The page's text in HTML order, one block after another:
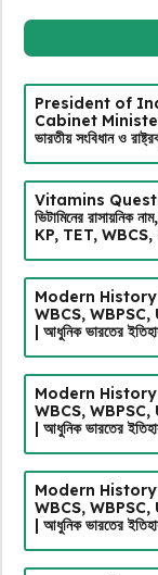
President of
Cabinet
ভারতীয় সংবিধান ও
Vitamins
ভিটামিনের
KP, TET,
Modern
WBCS, WBPSC,
| আধুনিক ভারতের
Modern
WBCS, WBPSC,
| আধুনিক ভারতের
Modern
WBCS, WBPSC,
| আধুনিক ভারতের